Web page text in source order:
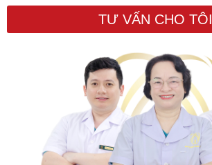
TƯ VẤN CHO TÔI